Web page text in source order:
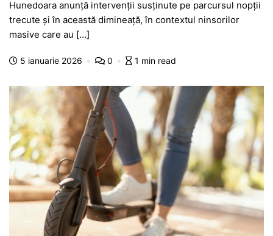
e
b
o
k
s
A
p
s
e
n
er
er gr
m
s
g
je
Hunedoara anunță intervenții susținute pe parcursul nopții
trecute și în această dimineață, în contextul ninsorilor
masive care au […]
5 ianuarie 2026 0 1 min read